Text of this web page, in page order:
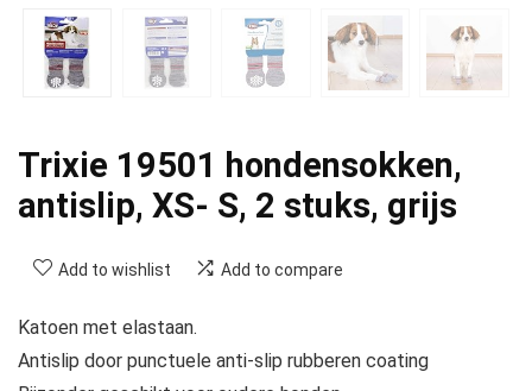
Trixie 19501 hondensokken,
antislip, XS- S, 2 stuks, grijs
Add to wishlist Add to compare
Katoen met elastaan.
Antislip door punctuele anti-slip rubberen coating